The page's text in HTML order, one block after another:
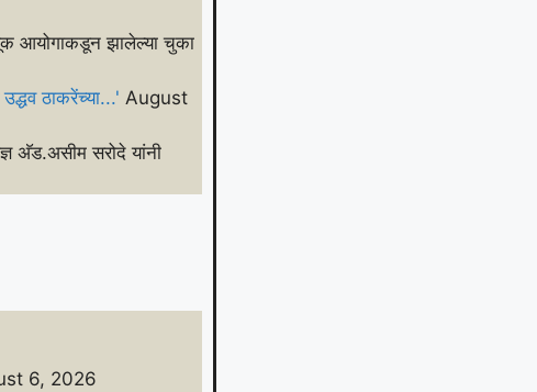
आयोगाकडून झालेल्या चुका
ठाकरेंच्या...' August
अ‍ॅड.असीम सरोदे यांनी
6, 2026